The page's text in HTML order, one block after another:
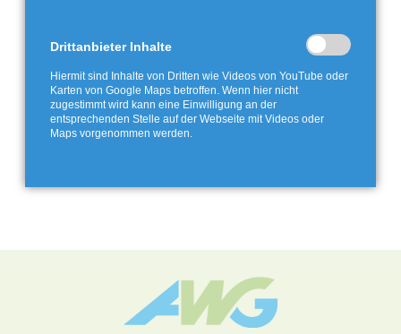
Drittanbieter Inhalte
Hiermit sind Inhalte von Dritten wie Videos von YouTube oder
Karten von Google Maps betroffen. Wenn hier nicht
zugestimmt wird kann eine Einwilligung an der
entsprechenden Stelle auf der Webseite mit Videos oder
Maps vorgenommen werden.